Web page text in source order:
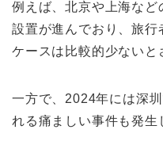
例えば、北京や上海な
設置が進んでおり、旅行
ケースは比較的少ないと
一方で、2024年には深
れる痛ましい事件も発生